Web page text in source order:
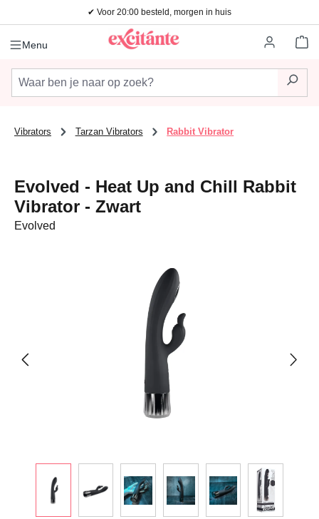
Ga naar de hoofdinhoud✔ Voor 20:00 besteld, morgen in huis
Menu
Vibrators Tarzan Vibrators Rabbit Vibrator
Evolved - Heat Up and Chill Rabbit
Vibrator - Zwart
Evolved
Afbeeldingengalerij overslaan